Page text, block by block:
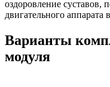
оздоровление суставов,
двигательного аппарата
Варианты
модуля